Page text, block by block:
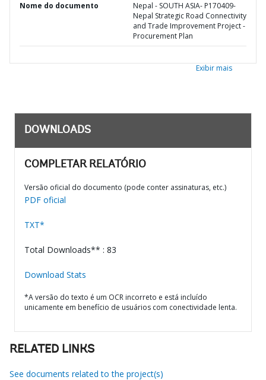
Nome do documento
Nepal - SOUTH ASIA- P170409-
Nepal Strategic Road Connectivity
and Trade Improvement Project -
Procurement Plan
Exibir mais
DOWNLOADS
COMPLETAR RELATÓRIO
Versão oficial do documento (pode conter assinaturas, etc.)
PDF oficial
TXT*
Total Downloads** : 83
Download Stats
*A versão do texto é um OCR incorreto e está incluído
unicamente em benefício de usuários com conectividade lenta.
RELATED LINKS
See documents related to the project(s)